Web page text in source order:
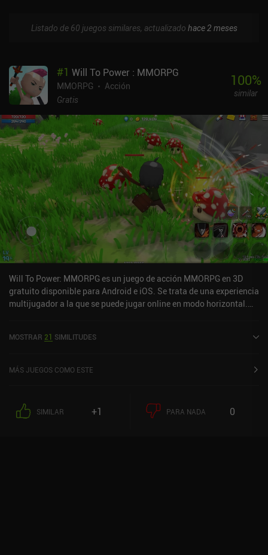
Listado de 60 juegos similares, actualizado hace 2 meses
#1 Will To Power : MMORPG
MMORPG
Acción
Gratis
100%
similar
Will To Power: MMORPG es un juego de acción MMORPG en 3D
gratuito disponible para Android e iOS. Se trata de una experiencia
multijugador a la que se puede jugar online en modo horizontal.
en la App Store de iOS.
MOSTRAR 21 SIMILITUDES
MÁS JUEGOS COMO ESTE
SIMILAR +1 PARA NADA 0